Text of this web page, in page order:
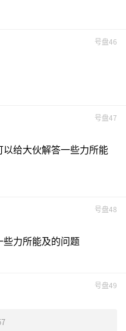
号盘46
号盘47
给大伙解答一些力所能
号盘48
力所能及的问题
号盘49